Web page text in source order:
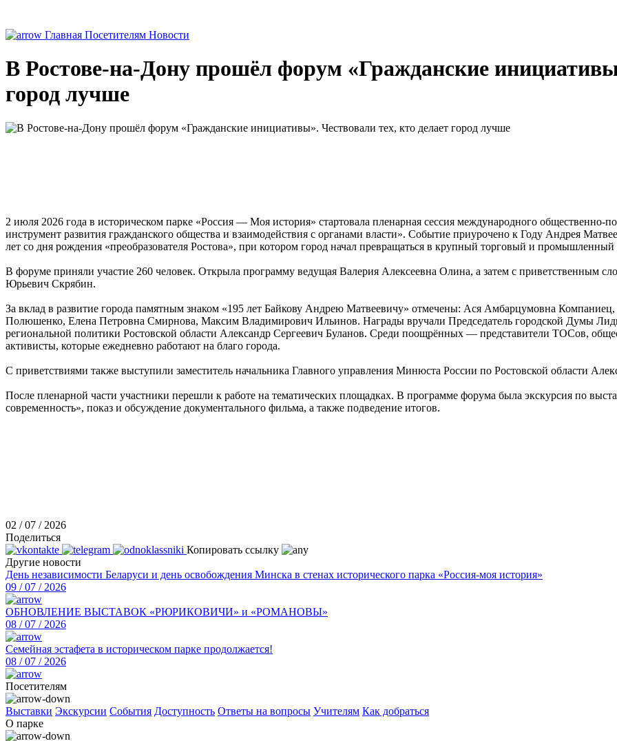
Главная Посетителям Новости
В Ростове-на-Дону прошёл форум «Гражданские
город лучше
2 июля 2026 года в историческом парке «Россия — Моя история» стартовала пленарная сессия международного
инструмент развития гражданского общества и взаимодействия с органами власти». Событие приурочено к Году Андрея
лет со дня рождения «преобразователя Ростова», при котором город начал превращаться в крупный торговый и промышленный
В форуме приняли участие 260 человек. Открыла программу ведущая Валерия Алексеевна Олина, а затем с приветственным
Юрьевич Скрябин.
За вклад в развитие города памятным знаком «195 лет Байкову Андрею Матвеевичу» отмечены: Ася Амбарцумовна
Полюшенко, Елена Петровна Смирнова, Максим Владимирович Ильинов. Награды вручали Председатель городской Думы
региональной политики Ростовской области Александр Сергеевич Буланов. Среди поощрённых — представители ТОСов,
активисты, которые ежедневно работают на благо города.
С приветствиями также выступили заместитель начальника Главного управления Минюста России по Ростовской области
После пленарной части участники перешли к работе на тематических площадках. В программе форума была экскурсия по
современность», показ и обсуждение документального фильма, а также подведение итогов.
02 / 07 / 2026
Поделиться
Копировать ссылку
Другие новости
День независимости Беларуси и день освобождения Минска в стенах исторического парка «Россия-моя история»
09 / 07 / 2026
ОБНОВЛЕНИЕ ВЫСТАВОК «РЮРИКОВИЧИ» и «РОМАНОВЫ»
08 / 07 / 2026
Семейная эстафета в историческом парке продолжается!
08 / 07 / 2026
Посетителям
Выставки Экскурсии События Доступность Ответы на вопросы Учителям Как добраться
О парке